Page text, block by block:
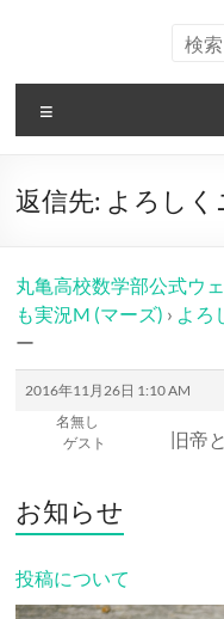
ニ
ー
返信先: よろしく
丸亀高校数学部公式ウ
も実況M (マーズ) › よろ
ー
2016年11月26日 1:10 AM
名無し
ゲスト
旧帝
お知らせ
投稿について